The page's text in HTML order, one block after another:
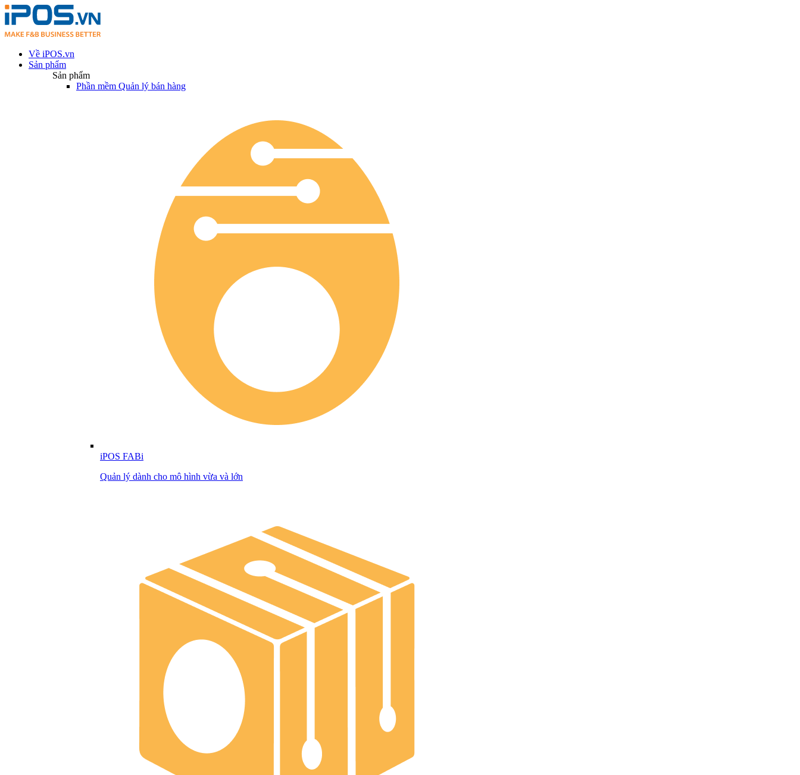
Về iPOS.vn
Sản phẩm
Sản phẩm
Phần mềm Quản lý bán hàng
iPOS FABi
Quản lý dành cho mô hình vừa và lớn